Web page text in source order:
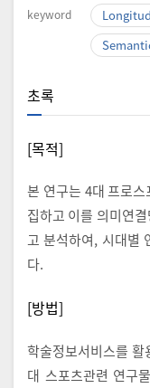
keyword
초록
[목적]
본 연구는 4대 프로
집하고 이를 의미연
고 분석하여, 시대별
다.
[방법]
학술정보서비스를
대 스포츠관련 연구